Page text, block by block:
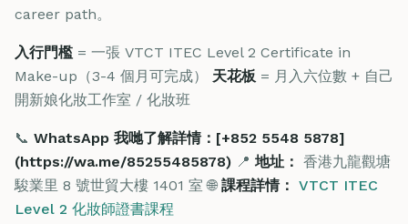
career path。
入行門檻 = 一張 VTCT ITEC Level 2 Certificate in
Make-up（3-4 個月可完成） 天花板 = 月入六位數 + 自己
開新娘化妝工作室 / 化妝班
📞 WhatsApp 我哋了解詳情：[+852 5548 5878]
(https://wa.me/85255485878) 📍 地址： 香港九龍觀塘
駿業里 8 號世貿大樓 1401 室 🌐 課程詳情： VTCT ITEC
Level 2 化妝師證書課程